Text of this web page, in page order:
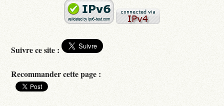
Suivre ce site :
Recommander cette page :